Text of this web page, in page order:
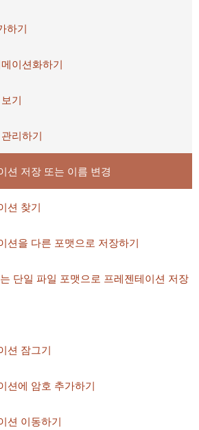
하기
이션화하기
기
리하기
션 저장 또는 이름 변경
션 찾기
션을 다른 포맷으로 저장하기
단일 파일 포맷으로 프레젠테이션 저장
션 잠그기
션에 암호 추가하기
션 이동하기